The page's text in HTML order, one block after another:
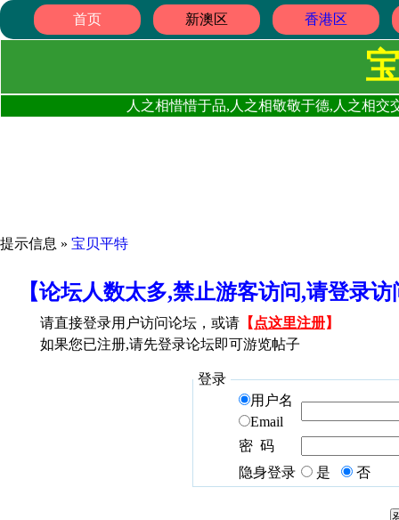
首页 新澳区 香港区
人之相惜惜于品,人之相敬敬于德,人之相
提示信息 » 宝贝平特
【论坛人数太多,禁止游客访问,请登录
请直接登录用户访问论坛，或请 【 点这里注册】
如果您已注册,请先登录论坛即可游览帖子
登录
用户名
Email
密 码
隐身登录
是 否